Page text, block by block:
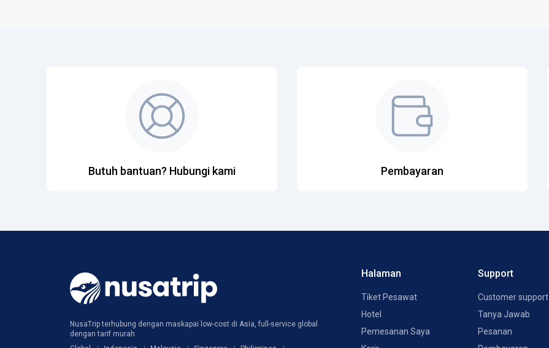
Butuh bantuan? Hubungi kami Pembayaran
NusaTrip terhubung dengan maskapai low-cost di Asia, full-service global
dengan tarif murah
Halaman
Tiket Pesawat
Hotel
Pemesanan Saya
Support
Customer support
Tanya Jawab
Pesanan